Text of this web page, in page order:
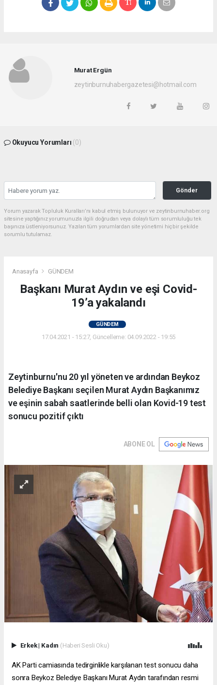
Murat Ergün
zeytinburnuhabergazetesi@hotmail.com
Okuyucu Yorumları (0)
Gönder
Yorum yazarak Topluluk Kuralları’nı kabul etmiş bulunuyor ve zeytinburnuhaber.org
sitesine yaptığınız yorumunuzla ilgili doğrudan veya dolaylı tüm sorumluluğu tek
başınıza üstleniyorsunuz. Yazılan tüm yorumlardan site yönetimi hiçbir şekilde
sorumlu tutulamaz.
Anasayfa GÜNDEM
Başkanı Murat Aydın ve eşi Covid-
19’a yakalandı
GÜNDEM
17.04.2021 - 15:27, Güncelleme: 04.09.2022 - 19:55
Zeytinburnu'nu 20 yıl yöneten ve ardından Beykoz
Belediye Başkanı seçilen Murat Aydın Başkanımız
ve eşinin sabah saatlerinde belli olan Kovid-19 test
sonucu pozitif çıktı
ABONE OL
Erkek| Kadın (Haberi Sesli Oku)
AK Parti camiasında tedirginlikle karşılanan test sonucu daha
sonra Beykoz Belediye Başkanı Murat Aydın tarafından resmi